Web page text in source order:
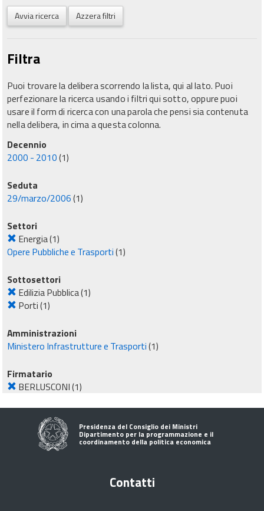
Avvia ricerca Azzera filtri
Filtra
Puoi trovare la delibera scorrendo la lista, qui al lato. Puoi
perfezionare la ricerca usando i filtri qui sotto, oppure puoi
usare il form di ricerca con una parola che pensi sia contenuta
nella delibera, in cima a questa colonna.
Decennio
2000 - 2010(1)
Seduta
29/marzo/2006(1)
Settori
Energia(1)
Opere Pubbliche e Trasporti(1)
Sottosettori
Edilizia Pubblica(1)
Porti(1)
Amministrazioni
Ministero Infrastrutture e Trasporti(1)
Firmatario
BERLUSCONI(1)
Presidenza del Consiglio dei Ministri
Dipartimento per la programmazione e il
coordinamento della politica economica
Contatti